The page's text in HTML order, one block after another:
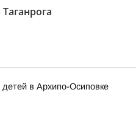
в Архипо-Осиповке